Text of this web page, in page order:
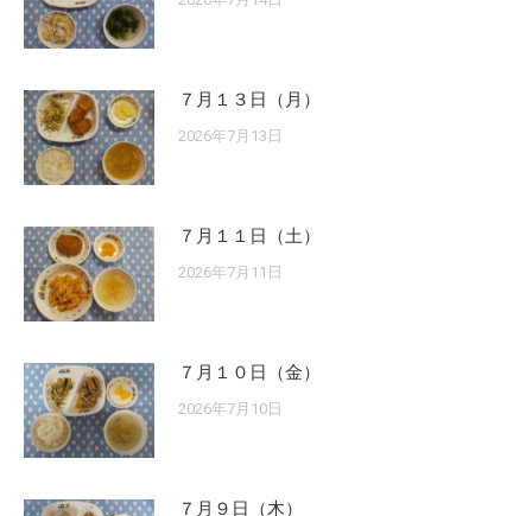
７月１３日（月）
2026年7月13日
７月１１日（土）
2026年7月11日
７月１０日（金）
2026年7月10日
７月９日（木）